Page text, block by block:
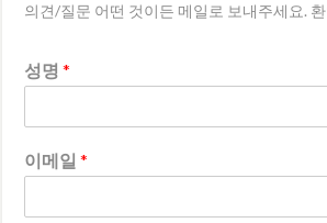
의견/질문 어떤 것이든 메일로 보내주세요.
성명 *
이메일 *